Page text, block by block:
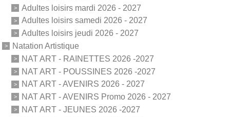
Adultes loisirs mardi 2026 - 2027
Adultes loisirs samedi 2026 - 2027
Adultes loisirs jeudi 2026 - 2027
Natation Artistique
NAT ART - RAINETTES 2026 -2027
NAT ART - POUSSINES 2026 -2027
NAT ART - AVENIRS 2026 - 2027
NAT ART - AVENIRS Promo 2026 - 2027
NAT ART - JEUNES 2026 -2027